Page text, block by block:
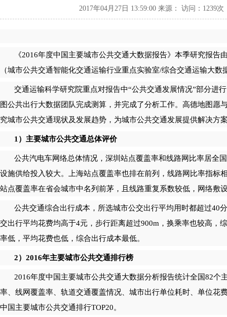
传承张謇精神•厚植为民情怀•党建引领前行•文化润企发展——南通
2017年04月27日 13:59:00 来源： 访问： 1239次
《2016年度中国主要城市公共交通大数据报告》本季研究报
（城市公共交通智能化交通运输行业重点实验室/综合交通运输大数
交通运输科学研究院重点对报告中“公共交通发展情况”部分进
图公共出行大数据团队完成测算，并完成了分析工作。高德地图愿
究城市公共交通现状及发展趋势，为城市公共交通发展提供解决方
1）主要城市公共交通总体评价
公共汽电车网络总体情况，深圳站点覆盖率和线路网比率居全
设施供给投入较大。上海站点覆盖率也排在前列，线路网比率指标
站点覆盖率在省会城市中名列前茅，且线路重复系数较低，网络敷
公共交通综合出行成本，所选城市公交出行平均用时都超过40
交出行平均花费均高于4元，步行距离超过900m，换乘率也较高，
率低，平均花费也低，综合出行成本最低。
2）2016年主要城市公共交通排行榜
2016年度中国主要城市公共交通大数据分析报告统计全国82个
率、线网覆盖率、轨道交通覆盖情况、城市出行单位耗时、单位花
中国主要城市公共交通排行TOP20。